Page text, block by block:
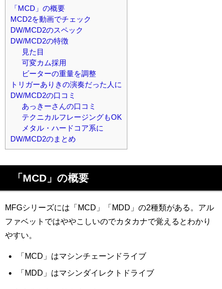
「MCD」の概要
MCD2を動画でチェック
DW/MCD2のスペック
DW/MCD2の特徴
見た目
可変カム採用
ビーターの重量を調整
トリガーありきの演奏だった人に
DW/MCD2の口コミ
あっきーさんの口コミ
テクニカルフレージングもOK
メタル・ハードコア系に
DW/MCD2のまとめ
「MCD」の概要
MFGシリーズには「MCD」「MDD」の2種類がある。アル
ファベットではややこしいのでカタカナで覚えるとわかり
やすい。
「MCD」はマシンチェーンドライブ
「MDD」はマシンダイレクトドライブ